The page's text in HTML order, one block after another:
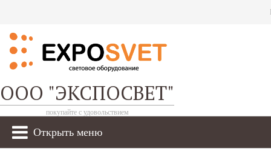
ООО "ЭКСПОСВЕТ"
покупайте с удовольствием
Открыть меню